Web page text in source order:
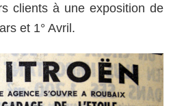
clients à une exposition de
et 1° Avril.